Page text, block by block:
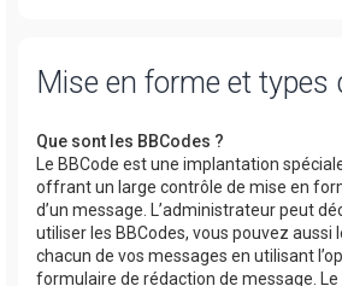
Mise en forme et types
Que sont les BBCodes ?
Le BBCode est une implantation
offrant un large contrôle de mise en
d’un message. L’administrateur peut
utiliser les BBCodes, vous pouvez aussi
chacun de vos messages en utilisant
formulaire de rédaction de message.